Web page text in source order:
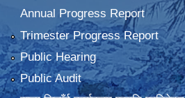
Annual Progress Report
Trimester Progress Report
Public Hearing
Public Audit